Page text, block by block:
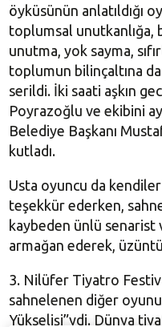
öyküsünün anlatıldığı
toplumsal unutkanlığa,
unutma, yok sayma,
toplumun bilinçaltına
serildi. İki saati aşkın
Poyrazoğlu ve ekibini
Belediye Başkanı
kutladı.
Usta oyuncu da
teşekkür ederken,
kaybeden ünlü senarist
armağan ederek,
3. Nilüfer Tiyatro
sahnelenen diğer
Yükselişi”ydi. Dünya